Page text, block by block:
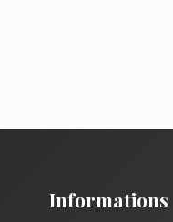
Informations